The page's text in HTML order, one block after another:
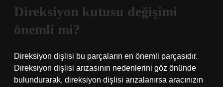
Direksiyon kutusu değişimi
önemli mi?
Direksiyon dişlisi bu parçaların en önemli parçasıdır.
Direksiyon dişlisi arızasının nedenlerini göz önünde
bulundurarak, direksiyon dişlisi arızalanırsa aracınızın